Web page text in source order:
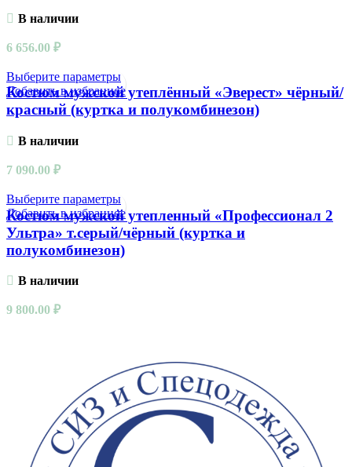
В наличии
6 656.00 ₽
Выберите параметры
Добавить в избранное
Костюм мужской утеплённый «Эверест» чёрный/
красный (куртка и полукомбинезон)
В наличии
7 090.00 ₽
Выберите параметры
Добавить в избранное
Костюм мужской утепленный «Профессионал 2
Ультра» т.серый/чёрный (куртка и
полукомбинезон)
В наличии
9 800.00 ₽